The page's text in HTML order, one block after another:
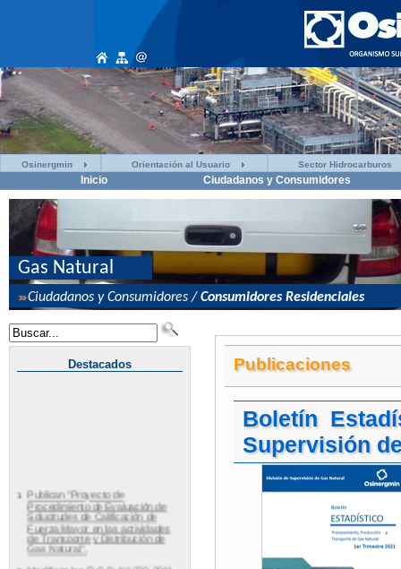
Osinergmin Orientación al Usuario Sector Hidrocarburos
Inicio Ciudadanos y Consumidores